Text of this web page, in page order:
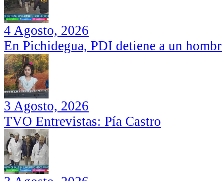
4 Agosto, 2026
En Pichidegua, PDI detiene a un
3 Agosto, 2026
TVO Entrevistas: Pía Castro